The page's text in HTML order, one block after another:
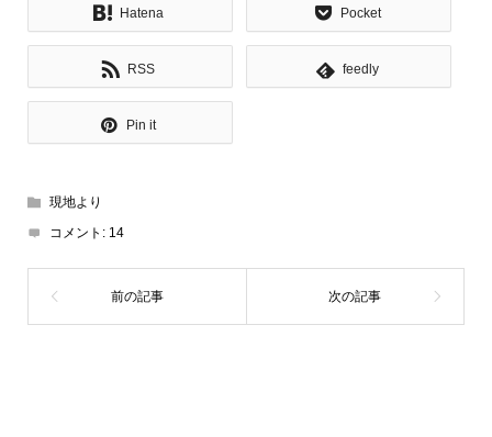
Hatena Pocket
RSS feedly
Pin it
現地より
コメント: 14